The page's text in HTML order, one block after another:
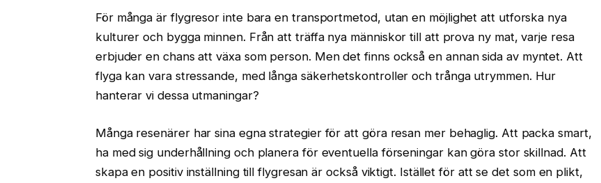
För många är flygresor inte bara en transportmetod, utan en möjlighet att utforska nya
kulturer och bygga minnen. Från att träffa nya människor till att prova ny mat, varje resa
erbjuder en chans att växa som person. Men det finns också en annan sida av myntet. Att
flyga kan vara stressande, med långa säkerhetskontroller och trånga utrymmen. Hur
hanterar vi dessa utmaningar?
Många resenärer har sina egna strategier för att göra resan mer behaglig. Att packa smart,
ha med sig underhållning och planera för eventuella förseningar kan göra stor skillnad. Att
skapa en positiv inställning till flygresan är också viktigt. Istället för att se det som en plikt,